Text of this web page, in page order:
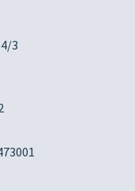
3